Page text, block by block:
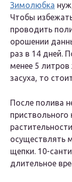
Зимолюбка
Чтобы
проводить
орошении
раз в 14 дней.
менее 5
засуха, то
После полива
приствольного
осуществлять
щепки. 10-
длительное